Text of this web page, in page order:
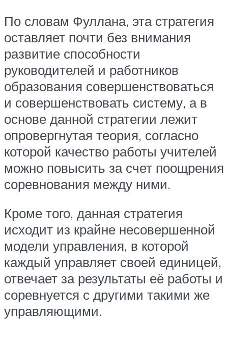
По словам Фуллана, эта стратегия
оставляет почти без внимания
развитие способности
руководителей и работников
образования совершенствоваться
и совершенствовать систему, а в
основе данной стратегии лежит
опровергнутая теория, согласно
которой качество работы учителей
можно повысить за счет поощрения
соревнования между ними.
Кроме того, данная стратегия
исходит из крайне несовершенной
модели управления, в которой
каждый управляет своей единицей,
отвечает за результаты её работы и
соревнуется с другими такими же
управляющими.